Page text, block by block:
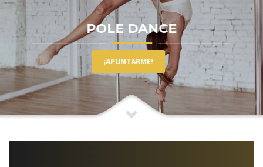
POLE DANCE
¡APUNTARME!